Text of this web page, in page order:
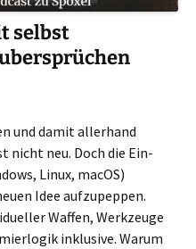
selbst
und damit allerhand
nicht neu. Doch die Ein-
Linux, macOS)
Idee aufzupeppen.
Waffen, Werkzeuge
inklusive. Warum